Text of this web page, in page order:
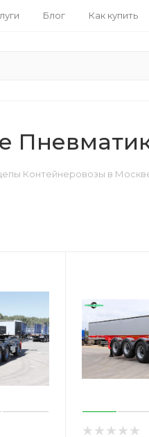
Блог Как купить
Контейнеровозы в